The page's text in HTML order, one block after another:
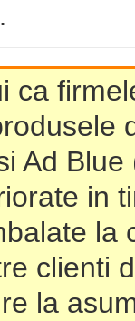
ca
Ad
in
la
clienti
la